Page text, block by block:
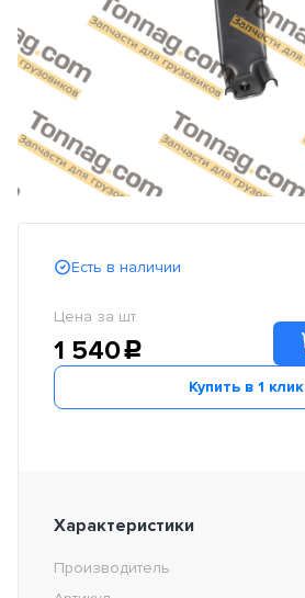
Есть в наличии
Цена за шт.
1 540c
Купить в 1 клик
Характеристики
Производитель